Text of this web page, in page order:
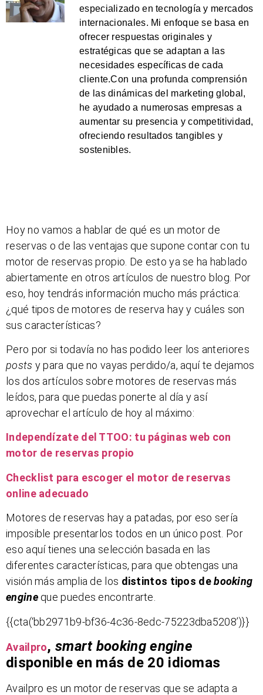
especializado en tecnología y mercados
internacionales. Mi enfoque se basa en
ofrecer respuestas originales y
estratégicas que se adaptan a las
necesidades específicas de cada
cliente.Con una profunda comprensión
de las dinámicas del marketing global,
he ayudado a numerosas empresas a
aumentar su presencia y competitividad,
ofreciendo resultados tangibles y
sostenibles.
Hoy no vamos a hablar de qué es un motor de
reservas o de las ventajas que supone contar con tu
motor de reservas propio. De esto ya se ha hablado
abiertamente en otros artículos de nuestro blog. Por
eso, hoy tendrás información mucho más práctica:
¿qué tipos de motores de reserva hay y cuáles son
sus características?
Pero por si todavía no has podido leer los anteriores
posts y para que no vayas perdido/a, aquí te dejamos
los dos artículos sobre motores de reservas más
leídos, para que puedas ponerte al día y así
aprovechar el artículo de hoy al máximo:
Independízate del TTOO: tu páginas web con
motor de reservas propio
Checklist para escoger el motor de reservas
online adecuado
Motores de reservas hay a patadas, por eso sería
imposible presentarlos todos en un único post. Por
eso aquí tienes una selección basada en las
diferentes características, para que obtengas una
visión más amplia de los distintos tipos debooking
engineque puedes encontrarte.
{{cta(‘bb2971b9-bf36-4c36-8edc-75223dba5208’)}}
Availpro,smart booking engine
disponible en más de 20 idiomas
Availpro es un motor de reservas que se adapta a